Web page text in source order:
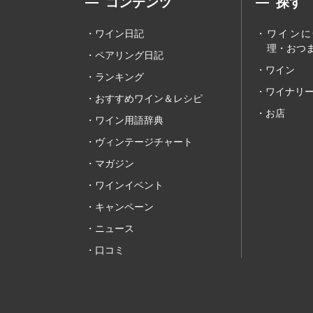
ワイン日記
ペアリング日記
ランキング
おすすめワイン＆レシピ
ワイン用語辞典
ヴィンテージチャート
マガジン
ワインイベント
キャンペーン
ニュース
口コミ
ワイン
理・おつ
ワイン
ワイナリ
お店